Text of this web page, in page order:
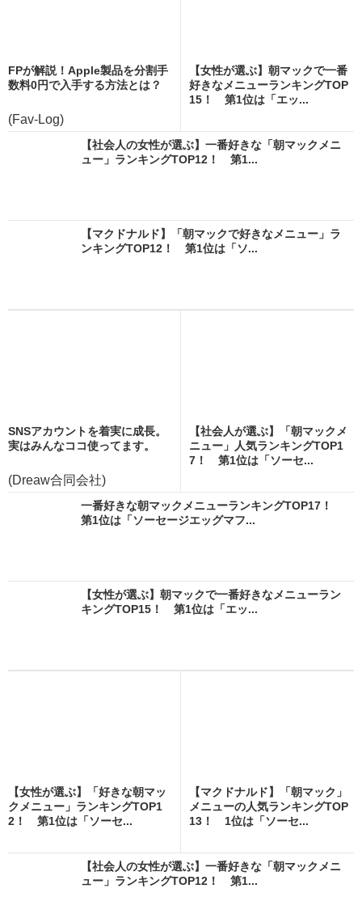
FPが解説！Apple製品を分割手
数料0円で入手する方法とは？
(Fav-Log)
【女性が選ぶ】朝マックで一番
好きなメニューランキングTOP
15！ 第1位は「エッ...
【社会人の女性が選ぶ】一番好きな「朝マックメニ
ュー」ランキングTOP12！ 第1...
【マクドナルド】「朝マックで好きなメニュー」ラ
ンキングTOP12！ 第1位は「ソ...
SNSアカウントを着実に成長。
実はみんなココ使ってます。
(Dreaw合同会社)
【社会人が選ぶ】「朝マックメ
ニュー」人気ランキングTOP1
7！ 第1位は「ソーセ...
一番好きな朝マックメニューランキングTOP17！
第1位は「ソーセージエッグマフ...
【女性が選ぶ】朝マックで一番好きなメニューラン
キングTOP15！ 第1位は「エッ...
【女性が選ぶ】「好きな朝マッ
クメニュー」ランキングTOP1
2！ 第1位は「ソーセ...
【マクドナルド】「朝マック」
メニューの人気ランキングTOP
13！ 1位は「ソーセ...
【社会人の女性が選ぶ】一番好きな「朝マックメニ
ュー」ランキングTOP12！ 第1...